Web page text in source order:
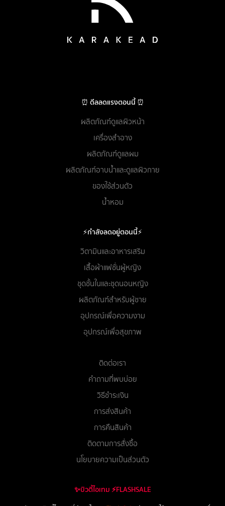
⏰ ดีลลดแรงตอนนี้ ⏰
ผลิตภัณฑ์ดูแลผิวหน้า
เครื่องสำอาง
ผลิตภัณฑ์ดูแลผม
ผลิตภัณฑ์อาบน้ำและดูแลผิวกาย
ของใช้ส่วนตัว
น้ำหอม
⚡กำลังลดอยู่ตอนนี้⚡
วิตามินและอาหารเสริม
เสื้อผ้าแฟชั่นผู้หญิง
ชุดชั้นในและชุดนอนหญิง
ผลิตภัณฑ์สำหรับผู้ชาย
อุปกรณ์เพื่อความงาม
อุปกรณ์เพื่อสุขภาพ
ติดต่อเรา
คำถามที่พบบ่อย
วิธีชำระเงิน
การส่งสินค้า
การคืนสินค้า
ติดตามการสั่งซื้อ
นโยบายความเป็นส่วนตัว
✨บิวตี้ไอเทม ⚡FLASHSALE